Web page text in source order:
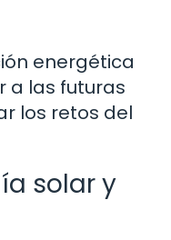
energética
a las futuras
los retos del
solar y